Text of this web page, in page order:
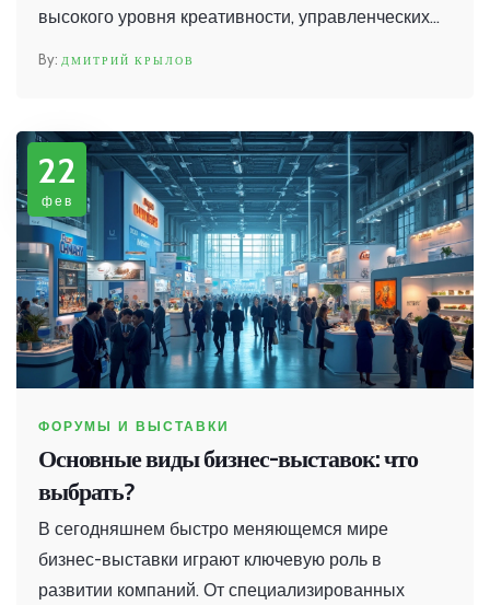
высокого уровня креативности, управленческих
события. Так же рассмотрим, какие интересные
факты и советы могут помочь тем, кто хочет
связать свою жизнь с этой увлекательной
профессией.
ДМИТРИЙ КРЫЛОВ
22
фев
ФОРУМЫ И ВЫСТАВКИ
Основные виды бизнес-выставок: что
выбрать?
В сегодняшнем быстро меняющемся мире
бизнес-выставки играют ключевую роль в
развитии компаний. От специализированных